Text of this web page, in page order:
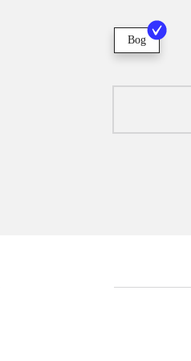
Bog